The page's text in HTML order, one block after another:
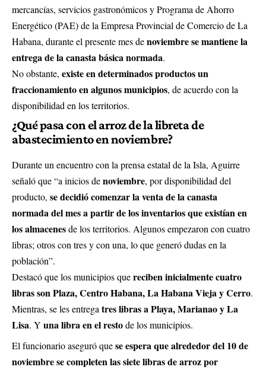
mercancías, servicios gastronómicos y Programa de Ahorro
Energético (PAE) de la Empresa Provincial de Comercio de La
Habana, durante el presente mes denoviembre se mantiene la
entrega de la canasta básica normada.
No obstante, existe en determinados productos un
fraccionamiento en algunos municipios, de acuerdo con la
disponibilidad en los territorios.
¿Qué pasa con el arroz de la libreta de
abastecimiento en noviembre?
Durante un encuentro con la prensa estatal de la Isla, Aguirre
señaló que “a inicios denoviembre, por disponibilidad del
producto, se decidió comenzar la venta de la canasta
normada del mes a partir de los inventarios que existían en
los almacenesde los territorios. Algunos empezaron con cuatro
libras; otros con tres y con una, lo que generó dudas en la
población”.
Destacó que los municipios quereciben inicialmente cuatro
libras son Plaza, Centro Habana, La Habana Vieja y Cerro.
Mientras, se les entrega tres libras a Playa, Marianao y La
Lisa. Y una libra en el restode los municipios.
El funcionario aseguró quese espera que alrededor del 10 de
noviembre se completen las siete libras de arroz por